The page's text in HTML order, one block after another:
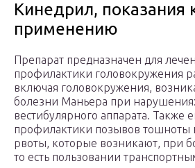
Кинедрил, показания
применению
Препарат предназначен для
профилактики головокружения
включая головокружения,
болезни Маньера при
вестибулярного аппарата. Также
профилактики позывов тошноты
рвоты, которые возникают, при
то есть пользовании